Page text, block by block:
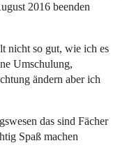
2016 beenden
nicht so gut, wie ich es
Umschulung,
ändern aber ich
das sind Fächer
Spaß machen